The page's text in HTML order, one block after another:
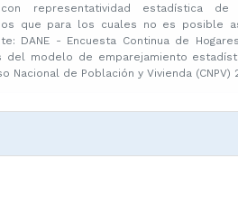
representatividad estadística de
que para los cuales no es posible
DANE - Encuesta Continua de
del modelo de emparejamiento
de Población y Vivienda (CNPV)